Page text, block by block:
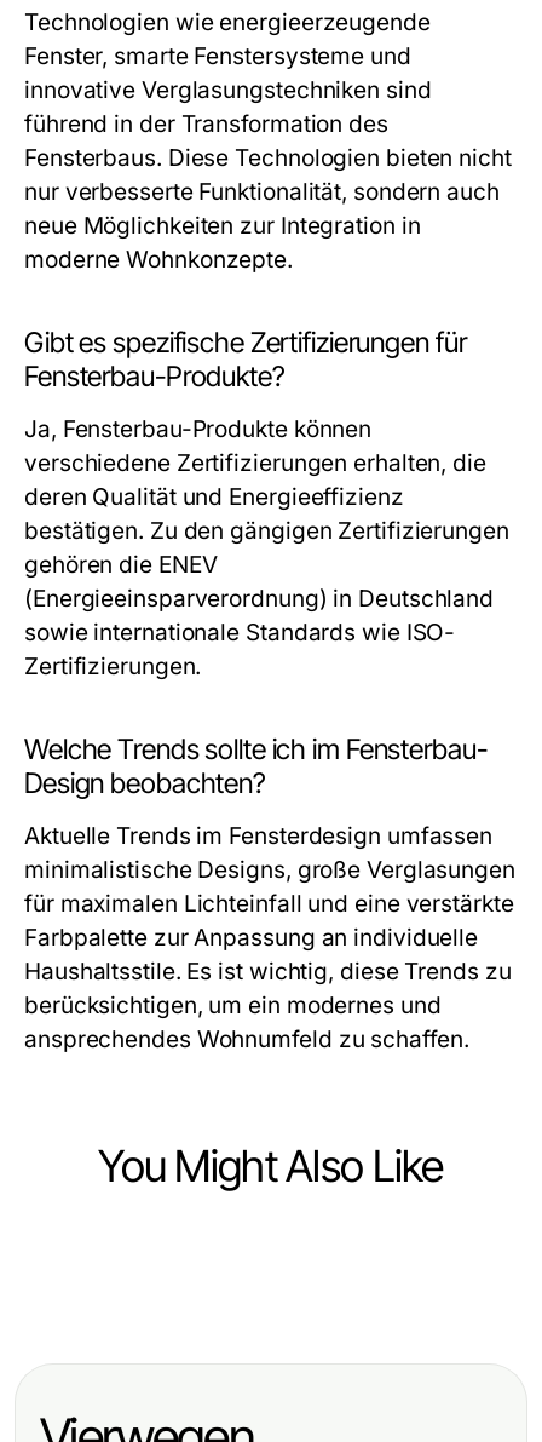
Technologien wie energieerzeugende
Fenster, smarte Fenstersysteme und
innovative Verglasungstechniken sind
führend in der Transformation des
Fensterbaus. Diese Technologien bieten nicht
nur verbesserte Funktionalität, sondern auch
neue Möglichkeiten zur Integration in
moderne Wohnkonzepte.
Gibt es spezifische Zertifizierungen für
Fensterbau-Produkte?
Ja, Fensterbau-Produkte können
verschiedene Zertifizierungen erhalten, die
deren Qualität und Energieeffizienz
bestätigen. Zu den gängigen Zertifizierungen
gehören die ENEV
(Energieeinsparverordnung) in Deutschland
sowie internationale Standards wie ISO-
Zertifizierungen.
Welche Trends sollte ich im Fensterbau-
Design beobachten?
Aktuelle Trends im Fensterdesign umfassen
minimalistische Designs, große Verglasungen
für maximalen Lichteinfall und eine verstärkte
Farbpalette zur Anpassung an individuelle
Haushaltsstile. Es ist wichtig, diese Trends zu
berücksichtigen, um ein modernes und
ansprechendes Wohnumfeld zu schaffen.
You Might Also Like
kennen sollte
Terrassenüberdachung im Jahr
Gartenhaus kaufen 2026
Qualität und Preis-Leistungs-